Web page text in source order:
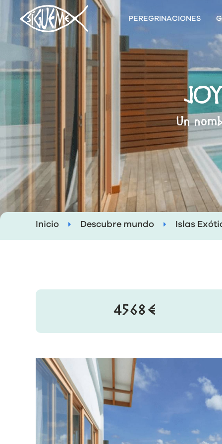
PEREGRINACIONES
Un
Inicio Descubre mundo Islas
4568€